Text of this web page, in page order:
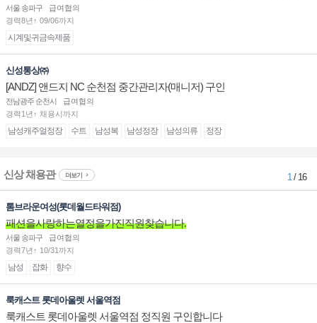
부점장/판매사원 채용
서울 송파구
급여협의
경력8년↑ 09/06까지
시계및귀금속제품
신성통상㈜
[ANDZ] 앤드지 NC 순천점 중간관리자(매니저) 구인
전남광주 순천시
급여협의
경력1년↑ 채용시까지
남성캐주얼정장 수트 남성복 남성정장 남성의류 정장
신상 채용관 더보기 1/ 16
톰브라운여성(롯데월드타워점)
패션을사랑하는열정을가진직원찾습니다.
서울 송파구
급여협의
경력7년↑ 10/31까지
남성 잡화 향수
룩캐스트 롯데아울렛 서울역점
룩캐스트 롯데아울렛 서울역점 정직원 구인합니다